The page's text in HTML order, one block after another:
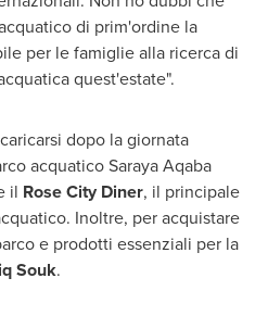
di prim'ordine la
per le famiglie alla ricerca di
quest'estate".
dopo la giornata
acquatico Saraya Aqaba
il Rose City Diner, il principale
Inoltre, per acquistare
e prodotti essenziali per la
Souk.